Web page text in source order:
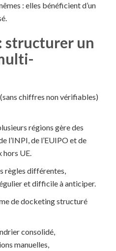
: elles bénéficient d’un
structurer un
chiffres non vérifiables)
régions gère des
l’INPI, de l’EUIPO et de
hors UE.
règles différentes,
et difficile à anticiper.
de docketing structuré
consolidé,
manuelles,